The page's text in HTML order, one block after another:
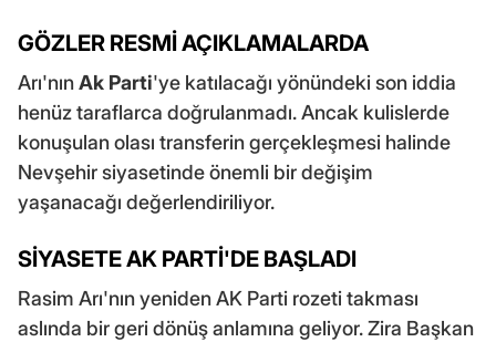
GÖZLER RESMİ AÇIKLAMALARDA
Arı'nınAk Parti'ye katılacağı yönündeki son iddia
henüz taraflarca doğrulanmadı. Ancak kulislerde
konuşulan olası transferin gerçekleşmesi halinde
Nevşehir siyasetinde önemli bir değişim
yaşanacağı değerlendiriliyor.
SİYASETE AK PARTİ'DE BAŞLADI
Rasim Arı'nın yeniden AK Parti rozeti takması
aslında bir geri dönüş anlamına geliyor. Zira Başkan